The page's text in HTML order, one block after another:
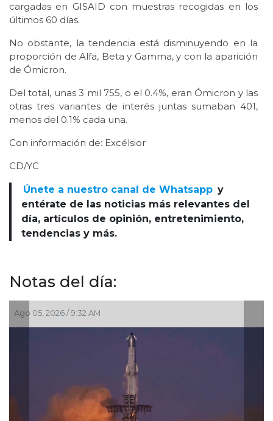
cargadas en GISAID con muestras recogidas en los
últimos 60 días.
No obstante, la tendencia está disminuyendo en la
proporción de Alfa, Beta y Gamma, y con la aparición
de Ómicron.
Del total, unas 3 mil 755, o el 0.4%, eran Ómicron y las
otras tres variantes de interés juntas sumaban 401,
menos del 0.1% cada una.
Con información de: Excélsior
CD/YC
Únete a nuestro canal de Whatsapp y
entérate de las noticias más relevantes del
día, artículos de opinión, entretenimiento,
tendencias y más.
Notas del día:
2026 / 9:32 AM